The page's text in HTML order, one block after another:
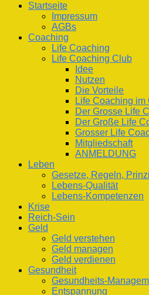
Life Coaching Club
Für Deine Lebenskompetenz
Startseite
Impressum
AGBs
Coaching
Life Coaching
Life Coaching Club
Idee
Nutzen
Die Vorteile
Life Coaching im
Der Grosse Life
Der Große Life
Grosser Life
Mitgliedschaft
ANMELDUNG
Leben
Gesetze, Regeln,
Lebens-Qualität
Lebens-Kompetenzen
Krise
Reich-Sein
Geld
Geld verstehen
Geld managen
Geld verdienen
Gesundheit
Gesundheits-
Entspannung